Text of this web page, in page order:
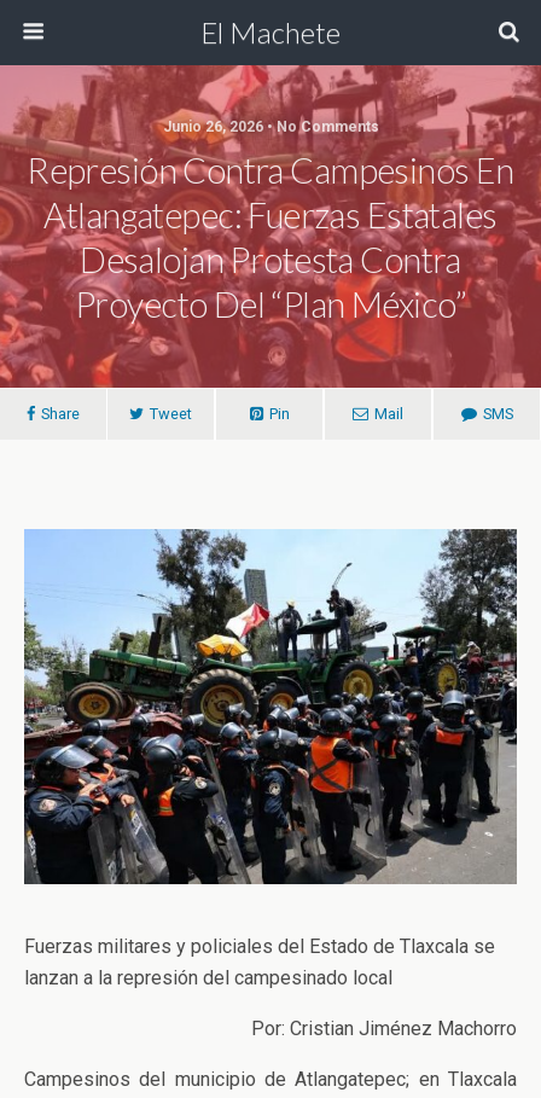
El Machete
Junio 26, 2026 • No Comments
Represión Contra Campesinos En
Atlangatepec: Fuerzas Estatales
Desalojan Protesta Contra
Proyecto Del “Plan México”
Share Tweet Pin Mail SMS
Fuerzas militares y policiales del Estado de Tlaxcala se
lanzan a la represión del campesinado local
Por: Cristian Jiménez Machorro
Campesinos del municipio de Atlangatepec; en Tlaxcala